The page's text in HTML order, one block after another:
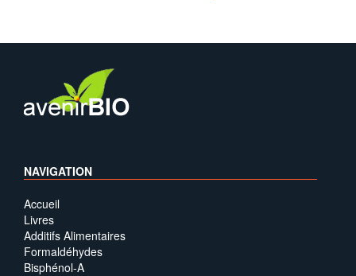
NAVIGATION
Accueil
Livres
Additifs Alimentaires
Formaldéhydes
Bisphénol-A